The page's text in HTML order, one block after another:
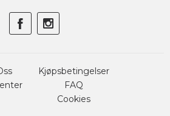
Kjøpsbetingelser
FAQ
Cookies